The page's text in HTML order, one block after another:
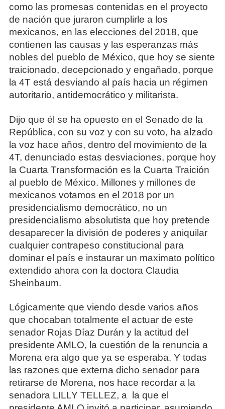
como las promesas contenidas en el proyecto
de nación que juraron cumplirle a los
mexicanos, en las elecciones del 2018, que
contienen las causas y las esperanzas más
nobles del pueblo de México, que hoy se siente
traicionado, decepcionado y engañado, porque
la 4T está desviando al país hacia un régimen
autoritario, antidemocrático y militarista.
Dijo que él se ha opuesto en el Senado de la
República, con su voz y con su voto, ha alzado
la voz hace años, dentro del movimiento de la
4T, denunciado estas desviaciones, porque hoy
la Cuarta Transformación es la Cuarta Traición
al pueblo de México. Millones y millones de
mexicanos votamos en el 2018 por un
presidencialismo democrático, no un
presidencialismo absolutista que hoy pretende
desaparecer la división de poderes y aniquilar
cualquier contrapeso constitucional para
dominar el país e instaurar un maximato político
extendido ahora con la doctora Claudia
Sheinbaum.
Lógicamente que viendo desde varios años
que chocaban totalmente el actuar de este
senador Rojas Díaz Durán y la actitud del
presidente AMLO, la cuestión de la renuncia a
Morena era algo que ya se esperaba. Y todas
las razones que externa dicho senador para
retirarse de Morena, nos hace recordar a la
senadora LILLY TELLEZ, a la que el